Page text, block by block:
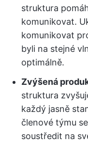
struktura
komunikovat.
komunikovat
byli na stejné
optimálně.
Zvýšená
struktura
každý jasně
členové týmu
soustředit na